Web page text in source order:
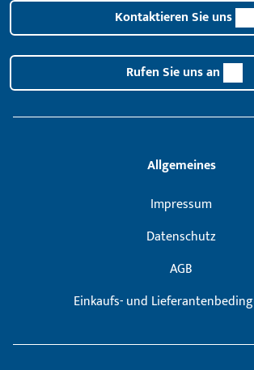
Kontaktieren Sie uns
Rufen Sie uns an
Allgemeines
Impressum
Datenschutz
AGB
Einkaufs- und